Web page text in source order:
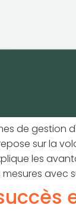
de gestion
sur la
les
avec